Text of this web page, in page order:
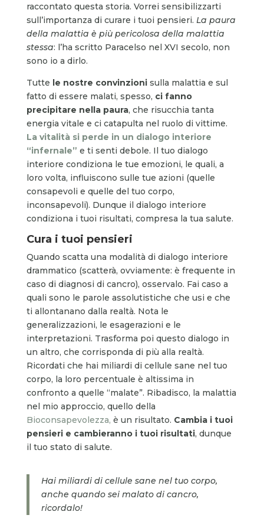
raccontato questa storia. Vorrei sensibilizzarti
sull’importanza di curare i tuoi pensieri. La paura
della malattia è più pericolosa della malattia
stessa: l’ha scritto Paracelso nel XVI secolo, non
sono io a dirlo.
Tutte le nostre convinzionisulla malattia e sul
fatto di essere malati, spesso, ci fanno
precipitare nella paura, che risucchia tanta
energia vitale e ci catapulta nel ruolo di vittime.
La vitalità si perde in un dialogo interiore
“infernale” e ti senti debole. Il tuo dialogo
interiore condiziona le tue emozioni, le quali, a
loro volta, influiscono sulle tue azioni (quelle
consapevoli e quelle del tuo corpo,
inconsapevoli). Dunque il dialogo interiore
condiziona i tuoi risultati, compresa la tua salute.
Cura i tuoi pensieri
Quando scatta una modalità di dialogo interiore
drammatico (scatterà, ovviamente: è frequente in
caso di diagnosi di cancro), osservalo. Fai caso a
quali sono le parole assolutistiche che usi e che
ti allontanano dalla realtà. Nota le
generalizzazioni, le esagerazioni e le
interpretazioni. Trasforma poi questo dialogo in
un altro, che corrisponda di più alla realtà.
Ricordati che hai miliardi di cellule sane nel tuo
corpo, la loro percentuale è altissima in
confronto a quelle “malate”. Ribadisco, la malattia
nel mio approccio, quello della
Bioconsapevolezza, è un risultato. Cambia i tuoi
pensieri e cambieranno i tuoi risultati, dunque
il tuo stato di salute.
Hai miliardi di cellule sane nel tuo corpo,
anche quando sei malato di cancro,
ricordalo!